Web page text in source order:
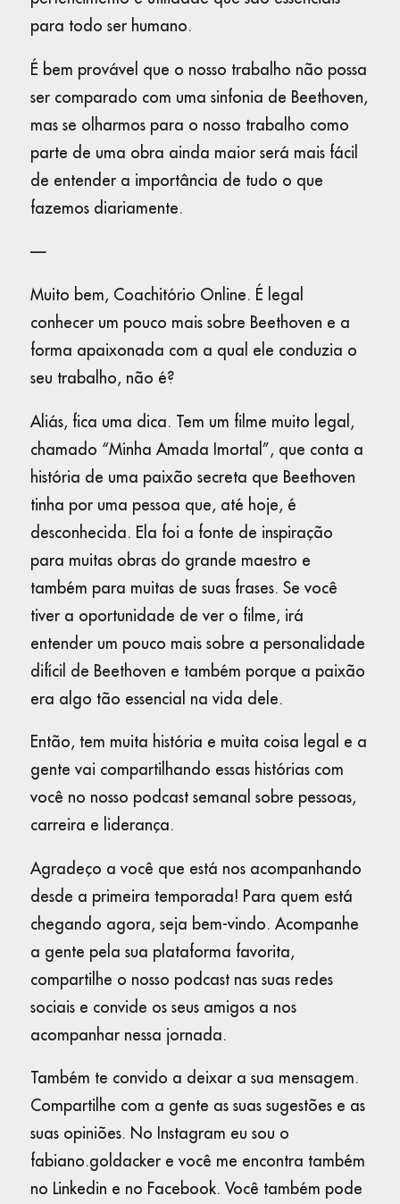
para todo ser humano.
É bem provável que o nosso trabalho não possa
ser comparado com uma sinfonia de Beethoven,
mas se olharmos para o nosso trabalho como
parte de uma obra ainda maior será mais fácil
de entender a importância de tudo o que
fazemos diariamente.
—
Muito bem, Coachitório Online. É legal
conhecer um pouco mais sobre Beethoven e a
forma apaixonada com a qual ele conduzia o
seu trabalho, não é?
Aliás, fica uma dica. Tem um filme muito legal,
chamado “Minha Amada Imortal”, que conta a
história de uma paixão secreta que Beethoven
tinha por uma pessoa que, até hoje, é
desconhecida. Ela foi a fonte de inspiração
para muitas obras do grande maestro e
também para muitas de suas frases. Se você
tiver a oportunidade de ver o filme, irá
entender um pouco mais sobre a personalidade
difícil de Beethoven e também porque a paixão
era algo tão essencial na vida dele.
Então, tem muita história e muita coisa legal e a
gente vai compartilhando essas histórias com
você no nosso podcast semanal sobre pessoas,
carreira e liderança.
Agradeço a você que está nos acompanhando
desde a primeira temporada! Para quem está
chegando agora, seja bem-vindo. Acompanhe
a gente pela sua plataforma favorita,
compartilhe o nosso podcast nas suas redes
sociais e convide os seus amigos a nos
acompanhar nessa jornada.
Também te convido a deixar a sua mensagem.
Compartilhe com a gente as suas sugestões e as
suas opiniões. No Instagram eu sou o
fabiano.goldacker e você me encontra também
no Linkedin e no Facebook. Você também pode